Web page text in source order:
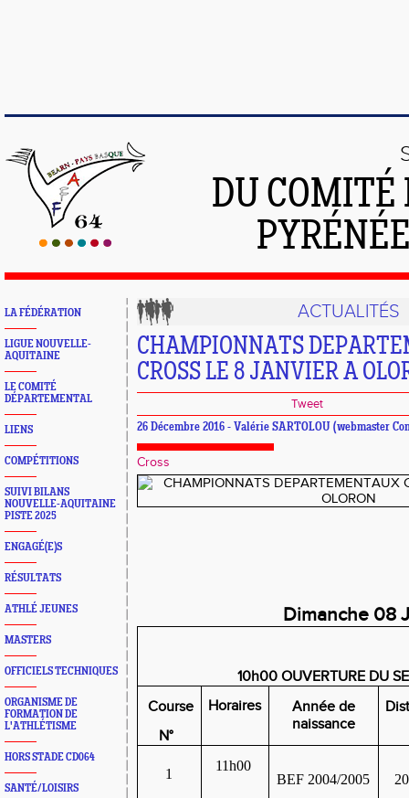
DU
LA FÉDÉRATION
LIGUE NOUVELLE-
AQUITAINE
LE COMITÉ
DÉPARTEMENTAL
LIENS
COMPÉTITIONS
SUIVI BILANS
NOUVELLE-AQUITAINE
PISTE 2025
ENGAGÉ(E)S
RÉSULTATS
ATHLÉ JEUNES
MASTERS
OFFICIELS TECHNIQUES
ORGANISME DE
FORMATION DE
L'ATHLÉTISME
HORS STADE CD064
SANTÉ/LOISIRS
ACTUALITÉS
CHAMPIONNATS
CROSS LE 8 JANVIER A
Tweet
26 Décembre 2016 - Valérie SARTOLOU (webmaster
Cross
Dimanche 08
10h00 OUVERTURE DU
Course
N°
Horaires
Année de
naissance
1
11h00
BEF 2004/2005